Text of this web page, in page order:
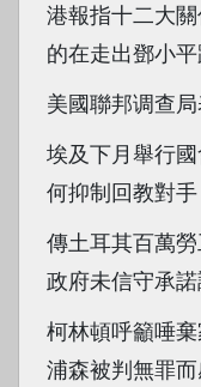
港報指十二大
的在走出鄧小
美國聯邦调查
埃及下月舉行
何抑制回教對手
傳土耳其百萬
政府未信守承
柯林頓呼籲唾
浦森被判無罪